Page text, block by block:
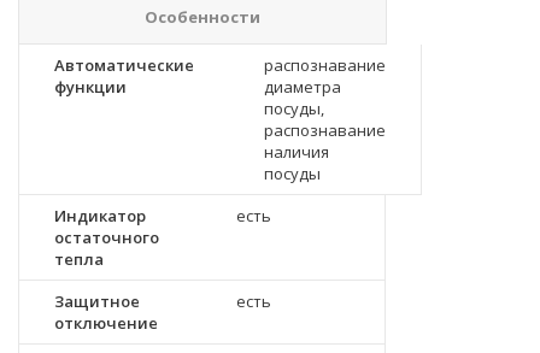
Особенности
Автоматические
функции
распознавание
диаметра
посуды,
распознавание
наличия
посуды
Индикатор
остаточного
тепла
есть
Защитное
отключение
есть